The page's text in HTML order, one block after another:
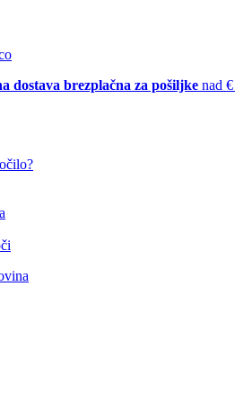
dostava brezplačna za pošiljke nad